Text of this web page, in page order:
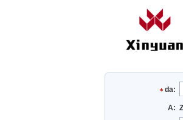
da:
A: